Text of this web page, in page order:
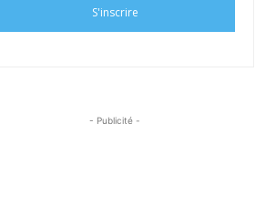
S'inscrire
- Publicité -